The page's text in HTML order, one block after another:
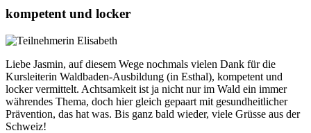
kompetent und locker
Liebe Jasmin, auf diesem Wege nochmals vielen Dank für die
Kursleiterin Waldbaden-Ausbildung (in Esthal), kompetent und
locker vermittelt. Achtsamkeit ist ja nicht nur im Wald ein immer
währendes Thema, doch hier gleich gepaart mit gesundheitlicher
Prävention, das hat was. Bis ganz bald wieder, viele Grüsse aus der
Schweiz!